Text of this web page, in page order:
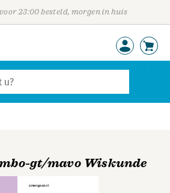
23:00 besteld, morgen in huis
gt/mavo Wiskunde